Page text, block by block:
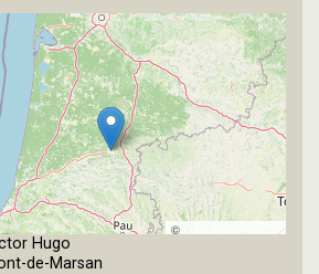
©
Hugo
de-Marsan